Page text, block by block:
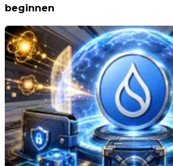
beginnen